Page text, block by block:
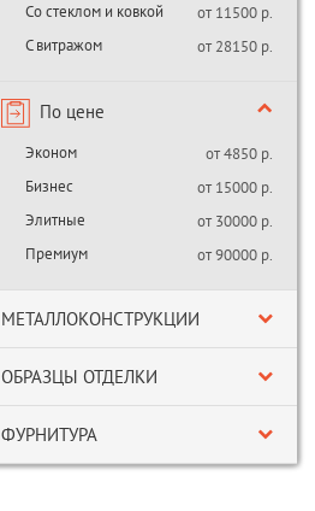
Со стеклом и ковкой
от 11500 р.
С витражом
от 28150 р.
По цене
Эконом
от 4850 р.
Бизнес
от 15000 р.
Элитные
от 30000 р.
Премиум
от 90000 р.
МЕТАЛЛОКОНСТРУКЦИИ
ОБРАЗЦЫ ОТДЕЛКИ
ФУРНИТУРА